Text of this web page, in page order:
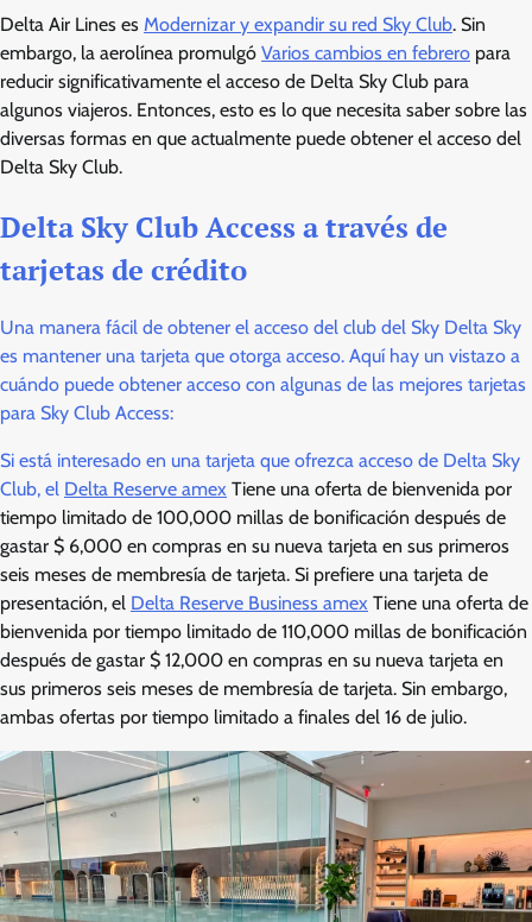
Delta Air Lines es Modernizar y expandir su red Sky Club. Sin
embargo, la aerolínea promulgó Varios cambios en febrero para
reducir significativamente el acceso de Delta Sky Club para
algunos viajeros. Entonces, esto es lo que necesita saber sobre las
diversas formas en que actualmente puede obtener el acceso del
Delta Sky Club.
Delta Sky Club Access a través de
tarjetas de crédito
Una manera fácil de obtener el acceso del club del Sky Delta Sky
es mantener una tarjeta que otorga acceso. Aquí hay un vistazo a
cuándo puede obtener acceso con algunas de las mejores tarjetas
para Sky Club Access:
Si está interesado en una tarjeta que ofrezca acceso de Delta Sky
Club, el Delta Reserve amex Tiene una oferta de bienvenida por
tiempo limitado de 100,000 millas de bonificación después de
gastar $ 6,000 en compras en su nueva tarjeta en sus primeros
seis meses de membresía de tarjeta. Si prefiere una tarjeta de
presentación, el Delta Reserve Business amex Tiene una oferta de
bienvenida por tiempo limitado de 110,000 millas de bonificación
después de gastar $ 12,000 en compras en su nueva tarjeta en
sus primeros seis meses de membresía de tarjeta. Sin embargo,
ambas ofertas por tiempo limitado a finales del 16 de julio.